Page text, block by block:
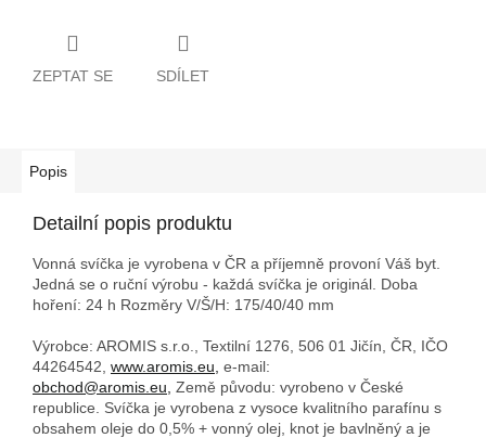
ZEPTAT SE SDÍLET
Popis
Detailní popis produktu
Vonná svíčka je vyrobena v ČR a příjemně provoní Váš byt.
Jedná se o ruční výrobu - každá svíčka je originál. Doba
hoření: 24 h Rozměry V/Š/H: 175/40/40 mm
Výrobce: AROMIS s.r.o., Textilní 1276, 506 01 Jičín, ČR, IČO
44264542, www.aromis.eu, e-mail:
obchod@aromis.eu, Země původu: vyrobeno v České
republice. Svíčka je vyrobena z vysoce kvalitního parafínu s
obsahem oleje do 0,5% + vonný olej, knot je bavlněný a je